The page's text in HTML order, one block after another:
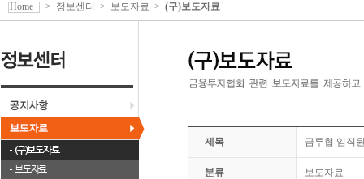
(구)보도자료
보도자료
Home > 정보센터 > 보도자료 > (구)보도자료
제목 금투협 임직
분류 보도자료